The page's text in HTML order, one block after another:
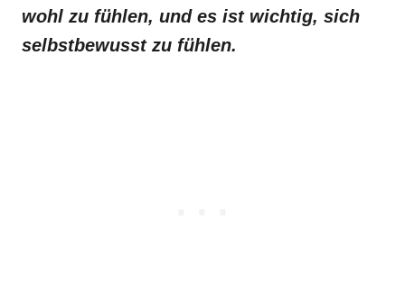
wohl zu fühlen, und es ist wichtig, sich
selbstbewusst zu fühlen.